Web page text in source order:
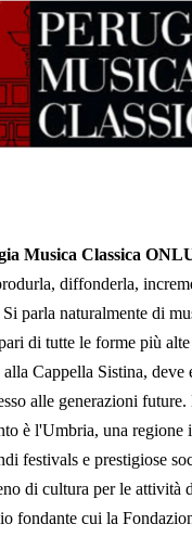
Musica Classica
diffonderla,
parla naturalmente di
di tutte le forme più
Cappella Sistina, deve
alle generazioni
è l'Umbria, una regione
festivals e prestigiose
di cultura per le attività
fondante cui la